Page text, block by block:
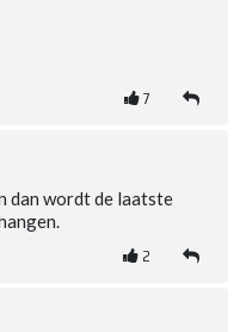
7
dan wordt de laatste
2